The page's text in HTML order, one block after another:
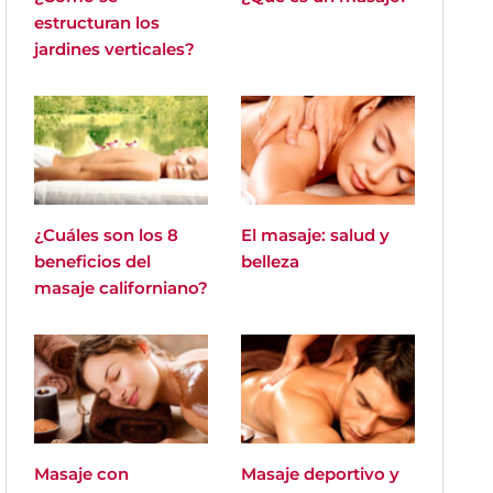
estructuran los
jardines verticales?
¿Cuáles son los 8
beneficios del
masaje californiano?
El masaje: salud y
belleza
Masaje con
Masaje deportivo y